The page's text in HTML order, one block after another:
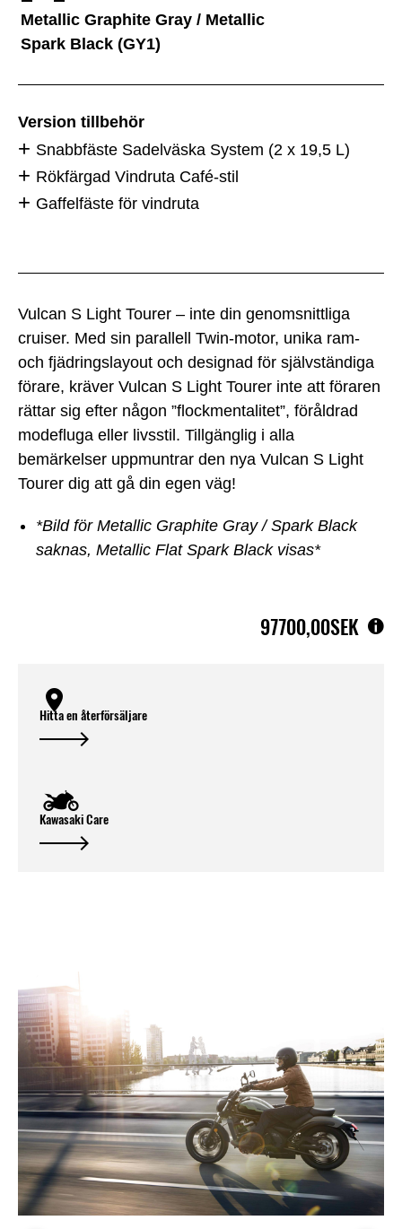
Vulcan S Light Tourer – inte din genomsnittliga
cruiser. Med sin parallell Twin-motor, unika ram-
och fjädringslayout och designad för självständiga
förare, kräver Vulcan S Light Tourer inte att föraren
rättar sig efter någon ”flockmentalitet”, föråldrad
modefluga eller livsstil. Tillgänglig i alla
bemärkelser uppmuntrar den nya Vulcan S Light
Tourer dig att gå din egen väg!
*Bild för Metallic Graphite Gray / Spark Black
saknas, Metallic Flat Spark Black visas*
97700,00SEK
Metallic Graphite Gray / Metallic
Spark Black (GY1)
Version tillbehör
Snabbfäste Sadelväska System (2 x 19,5 L)
Rökfärgad Vindruta Café-stil
Gaffelfäste för vindruta
Hitta en återförsäljare
Kawasaki Care